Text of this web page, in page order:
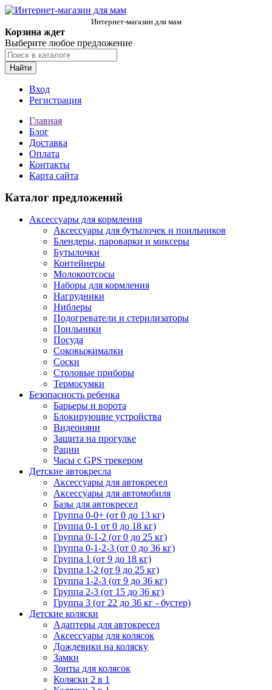
Интернет-магазин для мам
Корзина ждет
Выберите любое предложение
Найти
Вход
Регистрация
Главная
Блог
Доставка
Оплата
Контакты
Карта сайта
Каталог предложений
Аксессуары для кормления
Аксессуары для бутылочек и поильников
Блендеры, пароварки и миксеры
Бутылочки
Контейнеры
Молокоотсосы
Наборы для кормления
Нагрудники
Ниблеры
Подогреватели и стерилизаторы
Поильники
Посуда
Соковыжималки
Соски
Столовые приборы
Термосумки
Безопасность ребенка
Барьеры и ворота
Блокирующие устройства
Видеоняни
Защита на прогулке
Рации
Часы с GPS трекером
Детские автокресла
Аксессуары для автокресел
Аксессуары для автомобиля
Базы для автокресел
Группа 0-0+ (от 0 до 13 кг)
Группа 0-1 от 0 до 18 кг)
Группа 0-1-2 (от 0 до 25 кг)
Группа 0-1-2-3 (от 0 до 36 кг)
Группа 1 (от 9 до 18 кг)
Группа 1-2 (от 9 до 25 кг)
Группа 1-2-3 (от 9 до 36 кг)
Группа 2-3 (от 15 до 36 кг)
Группа 3 (от 22 до 36 кг - бустер)
Детские коляски
Адаптеры для автокресел
Аксессуары для колясок
Дождевики на коляску
Замки
Зонты для колясок
Коляски 2 в 1